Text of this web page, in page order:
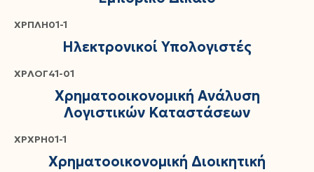
ΧΡΠΛΗ01-1
Ηλεκτρονικοί Υπολογιστές
ΧΡΛΟΓ41-01
Χρηματοοικονομική Ανάλυση
Λογιστικών Καταστάσεων
ΧΡΧΡΗ01-1
Χρηματοοικονομική Διοικητική